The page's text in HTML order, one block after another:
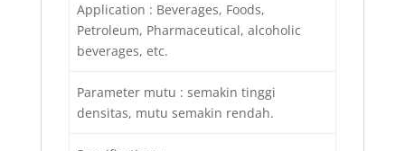
Application : Beverages, Foods,
Petroleum, Pharmaceutical, alcoholic
beverages, etc.
Parameter mutu : semakin tinggi
densitas, mutu semakin rendah.